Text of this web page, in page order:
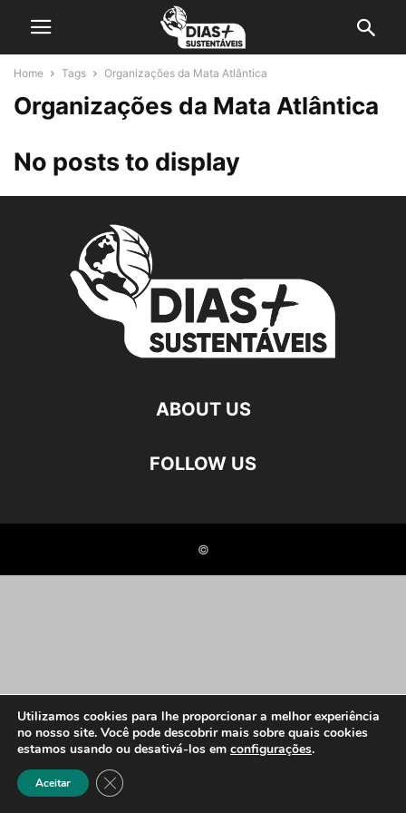
Home Tags Organizações da Mata Atlântica
Organizações da Mata Atlântica
No posts to display
ABOUT US
FOLLOW US
©
Utilizamos cookies para lhe proporcionar a melhor experiência
no nosso site. Você pode descobrir mais sobre quais cookies
estamos usando ou desativá-los em configurações.
Aceitar Close GDPR Cookie Banner